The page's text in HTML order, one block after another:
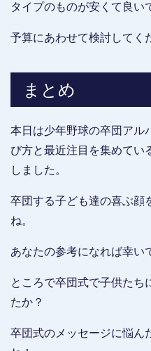
タイプのものが安くて良い
予算にあわせて検討してく
まとめ
本日は少年野球の卒団アル
び方と最近注目を集めてい
しました。
卒団する子ども達の喜ぶ顔
ね。
あなたの参考になれば幸い
ところで卒団式で子供たち
たか？
卒団式のメッセージに悩ん